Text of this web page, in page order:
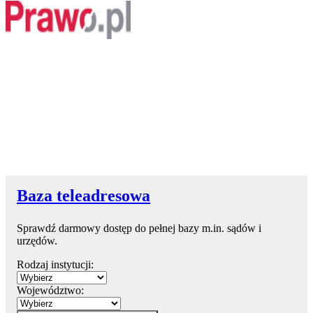
Baza teleadresowa
Sprawdź darmowy dostęp do pełnej bazy m.in. sądów i
urzędów.
Rodzaj instytucji:
Województwo: